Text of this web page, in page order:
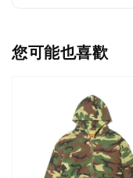
您可能也喜歡